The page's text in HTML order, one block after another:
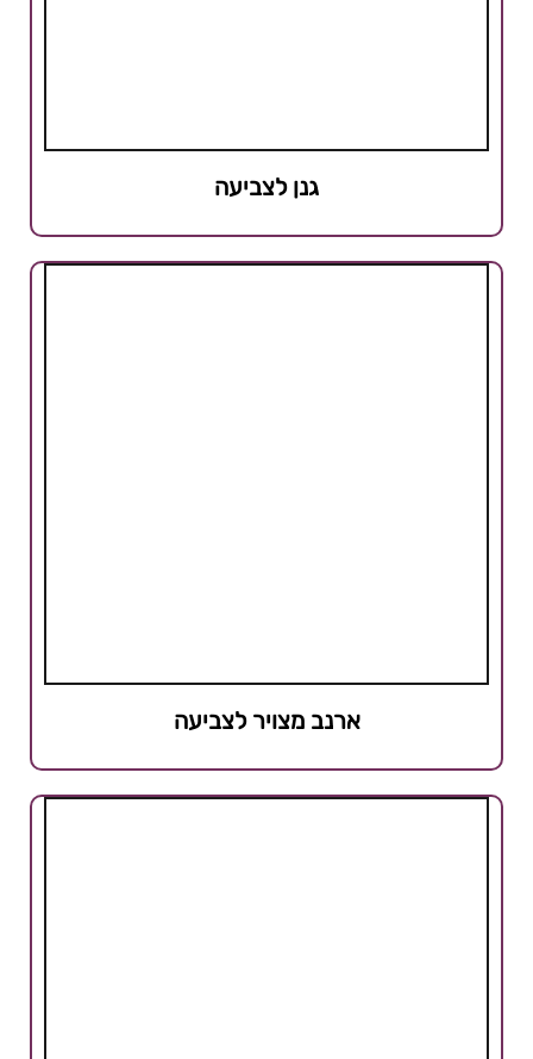
גנן לצביעה
ארנב מצויר לצביעה